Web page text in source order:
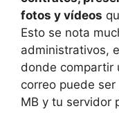
fotos y vídeos
Esto se nota
administrativos,
donde compartir
correo puede
MB y tu servidor